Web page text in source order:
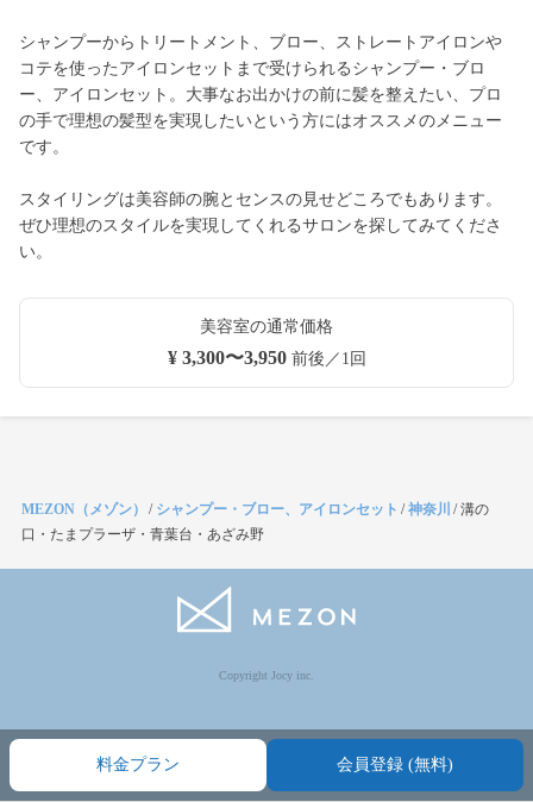
シャンプーからトリートメント、ブロー、ストレートアイロンや
コテを使ったアイロンセットまで受けられるシャンプー・ブロ
ー、アイロンセット。大事なお出かけの前に髪を整えたい、プロ
の手で理想の髪型を実現したいという方にはオススメのメニュー
です。
スタイリングは美容師の腕とセンスの見せどころでもあります。
ぜひ理想のスタイルを実現してくれるサロンを探してみてくださ
い。
美容室の通常価格
¥ 3,300〜3,950前後／1回
料金プラン 会員登録 (無料)
MEZON（メゾン） / シャンプー・ブロー、アイロンセット /神奈川 /溝の
口・たまプラーザ・青葉台・あざみ野
Copyright Jocy inc.